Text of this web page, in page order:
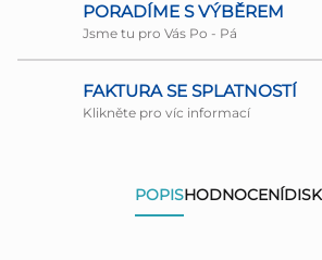
PORADÍME S VÝBĚREM
Jsme tu pro Vás Po - Pá
FAKTURA SE SPLATNOSTÍ
Klikněte pro víc informací
POPISHODNOCENÍ